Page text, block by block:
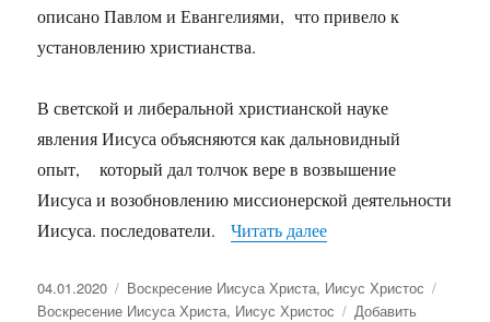
описано Павлом и Евангелиями, что привело к
установлению христианства.
В светской и либеральной христианской науке
явления Иисуса объясняются как дальновидный
опыт, который дал толчок вере в возвышение
Иисуса и возобновлению миссионерской деятельности
Иисуса. последователи.
Читать далее
Опубликовано
04.01.2020 Рубрики
Воскресение Иисуса Христа, Иисус Христос
Воскресение Иисуса Христа, Иисус Христос
Добавить